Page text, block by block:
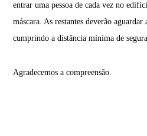
entrar uma pessoa de cada vez no
máscara. As restantes deverão
cumprindo a distância mínima de
Agradecemos a compreensão.